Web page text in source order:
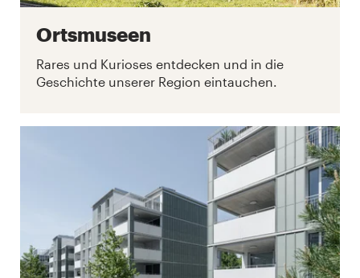
Ortsmuseen
Rares und Kurioses entdecken und in die
Geschichte unserer Region eintauchen.